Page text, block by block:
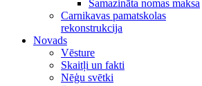
Samazināta nomas maksa
Carnikavas pamatskolas
rekonstrukcija
Novads
Vēsture
Skaitļi un fakti
Nēģu svētki